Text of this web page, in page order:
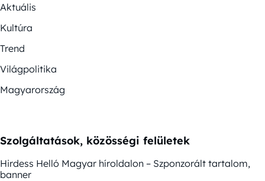
Aktuális
Kultúra
Trend
Világpolitika
Magyarország
Szolgáltatások, közösségi felületek
Hirdess Helló Magyar híroldalon – Szponzorált tartalom,
banner